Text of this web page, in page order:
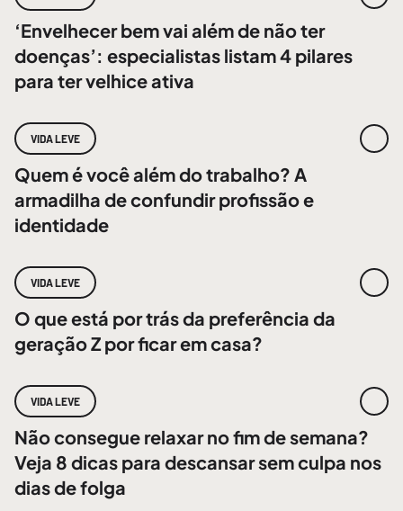
‘Envelhecer bem vai além de não ter
doenças’: especialistas listam 4 pilares
para ter velhice ativa
VIDA LEVE
Quem é você além do trabalho? A
armadilha de confundir profissão e
identidade
VIDA LEVE
O que está por trás da preferência da
geração Z por ficar em casa?
VIDA LEVE
Não consegue relaxar no fim de semana?
Veja 8 dicas para descansar sem culpa nos
dias de folga